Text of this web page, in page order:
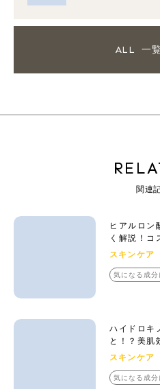
ALL 一
関連
ヒアルロン
く解説！コ
スキンケア
気になる成分
ハイドロキ
と！？美肌
スキンケア
気になる成分